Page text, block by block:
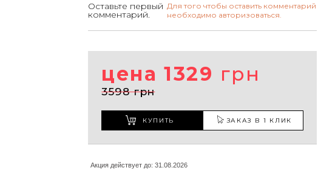
Оставьте первый
комментарий.
Для того чтобы оставить комментарий
необходимо авторизоваться.
цена 1329 грн
3598 грн
КУПИТЬ ЗАКАЗ В 1 КЛИК
Акция действует до: 31.08.2026